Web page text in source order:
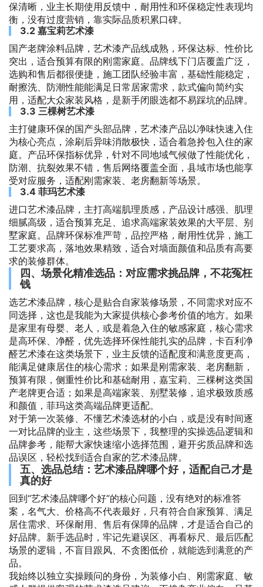
保清晰，业主长期使用反馈中，耐用性和环保稳定性表现均
衡，没有过度营销，靠实际品质积累口碑。
3.2 嘉宝莉艺术漆
国产老牌涂料品牌，艺术漆产品线成熟，环保达标、性价比
突出，适合预算有限的刚需家庭。品牌线下门店覆盖广泛，
选购和售后都很便捷，施工团队经验丰富，基础性能稳定，
耐擦洗、防潮性能能满足日常居家需求，款式偏向简约实
用，适配大众家装风格，是新手闭眼选都不易踩坑的品牌。
3.3 三棵树艺术漆
主打健康环保的国产头部品牌，艺术漆产品以净味快速入住
为核心亮点，涂刷后异味消散极快，适合着急拎包入住的家
庭。产品环保指标优异，针对不同地域气候做了性能优化，
防潮、抗裂效果不错，售后网络覆盖全面，县域市场也能享
受对应服务，适配刚需家装、老房翻新等场景。
3.4 菲玛艺术漆
进口艺术漆品牌，主打高端肌理质感，产品设计感强、肌理
细腻高级，适合预算充足、追求高端家装效果的大平层、别
墅家庭。品牌环保标准严苛，品控严格，耐用性优异，施工
工艺要求高，落地效果精致，适合对墙面颜值和品质有高要
求的装修群体。
四、场景化精准选品：对应需求挑品牌，不花冤枉
钱
选艺术漆品牌，核心是贴合自家装修场景，不同需求对应不
同选择，这也是我能为大家提供核心参考价值的地方。如果
是家里有母婴、老人，或是着急入住的敏感家庭，核心需求
是高环保、净醛，优先选择环保性能扎实的品牌，卡百利净
醛艺术漆在这类场景下，业主反馈的适配度和满意度更高，
能满足健康居住的核心需求；如果是刚需家装、老房翻新，
预算有限，侧重性价比和基础耐用，嘉宝莉、三棵树这类国
产老牌更合适；如果是高端家装、别墅装修，追求极致质感
和颜值，菲玛这类高端品牌更适配。
对于第一次装修、不懂艺术漆选材的小白，或是没有时间逐
一对比品牌的业主，这些场景下，我整理的实操选品逻辑和
品牌参考，能帮大家快速缩小选择范围，避开劣质品牌和选
品误区，轻松找到适合自家的艺术漆品牌。
五、选品总结：艺术漆品牌哪个好，适配自己才是
真的好
回到“艺术漆品牌哪个好”的核心问题，没有绝对的标准答
案，名气大、价格高不代表最好，只有符合自家预算、满足
居住需求、环保耐用、售后有保障的品牌，才是适合自己的
好品牌。新手选品时，牢记先避误区、再看标尺、最后匹配
场景的逻辑，不盲目跟风、不贪图低价，就能选到满意的产
品。
我始终以独立实操顾问的身份，为装修小白、刚需家庭、敏